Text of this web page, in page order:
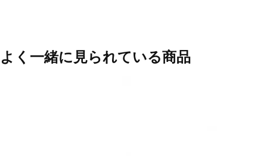
よく一緒に見られている商品